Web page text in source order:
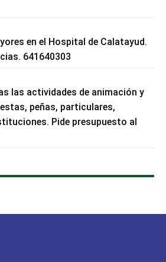
en el Hospital de Calatayud.
641640303
las actividades de animación y
peñas, particulares,
Pide presupuesto al